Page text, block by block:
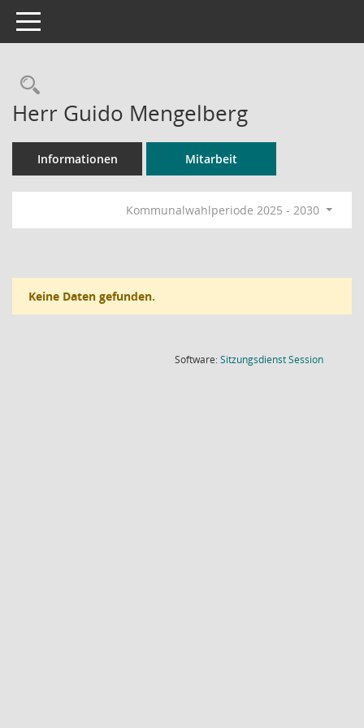
Toggle navigation
Rechercheauswahl
Herr Guido Mengelberg
Informationen Mitarbeit
Kommunalwahlperiode 2025 - 2030
Keine Daten gefunden.
Software:SitzungsdienstSession(Wird in